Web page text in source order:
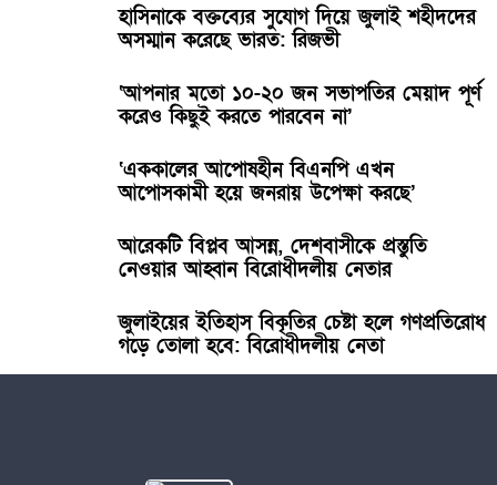
হাসিনাকে বক্তব্যের সুযোগ দিয়ে জুলাই শহীদদের
অসম্মান করেছে ভারত: রিজভী
‘আপনার মতো ১০-২০ জন সভাপতির মেয়াদ পূর্ণ
করেও কিছুই করতে পারবেন না’
‘এককালের আপোষহীন বিএনপি এখন
আপোসকামী হয়ে জনরায় উপেক্ষা করছে’
আরেকটি বিপ্লব আসন্ন, দেশবাসীকে প্রস্তুতি
নেওয়ার আহ্বান বিরোধীদলীয় নেতার
জুলাইয়ের ইতিহাস বিকৃতির চেষ্টা হলে গণপ্রতিরোধ
গড়ে তোলা হবে: বিরোধীদলীয় নেতা